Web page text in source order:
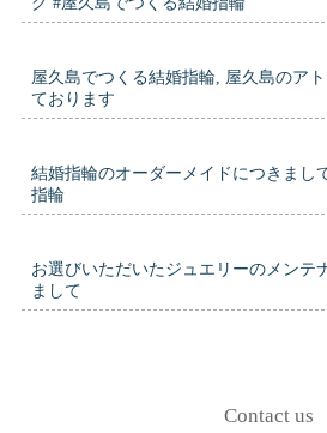
屋久島でつくる結婚指輪, 屋久島のア
ております
結婚指輪のオーダーメイドにつきまし
指輪
お選びいただいたジュエリーのメンテ
まして
Contact us